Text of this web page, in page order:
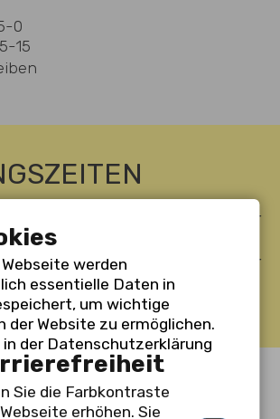
0
15
14:00 bis 16:30 Uhr
bis 12:00 Uhr
14:00 bis 18:00 Uhr
bis 12:00 Uhr -----
-----
-Datenschutzerklärung
-Barrierefreie Ansicht
werden
essentielle Daten in
um wichtige
der Website zu ermöglichen.
in der Datenschutzerklärung
Sie die Farbkontraste
erhöhen. Sie